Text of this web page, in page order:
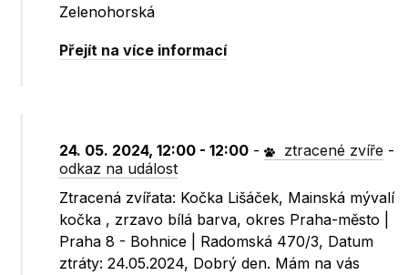
Zelenohorská
Přejít na více informací
24. 05. 2024, 12:00 - 12:00 - ztracené zvíře -
odkaz na událost
Ztracená zvířata: Kočka Lišáček, Mainská mývalí
kočka , zrzavo bílá barva, okres Praha-město |
Praha 8 - Bohnice | Radomská 470/3, Datum
ztráty: 24.05.2024, Dobrý den. Mám na vás